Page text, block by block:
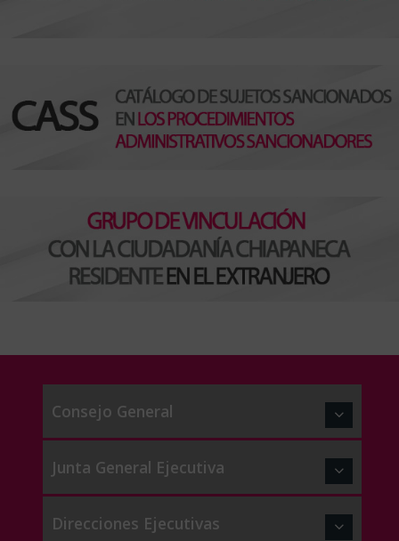
Consejo General
Junta General Ejecutiva
Direcciones Ejecutivas